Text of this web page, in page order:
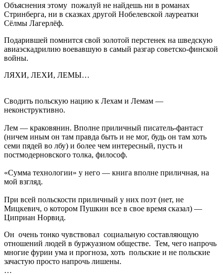
Объяснения этому пожалуй не найдешь ни в романах
Стринберга, ни в сказках другой Нобелевской лауреатки
Сёлмы Лагерлёф.
Подарившей помнится свой золотой перстенек на шведскую
авиаэскадрилию воевавшую в самый разгар советско-финской
войны.
ЛЯХИ, ЛЕХИ, ЛЕМЫ…
Сводить польскую нацию к Лехам и Лемам —
неконструктивно.
Лем — краковянин. Вполне приличный писатель-фантаст
(ничем иным он там правда быть и не мог, будь он там хоть
семи пядей во лбу) и более чем интересный, пусть и
постмодерновского толка, философ.
«Сумма технологии» у него — книга вполне приличная, на
мой взгляд.
При всей польскости приличный у них поэт (нет, не
Мицкевич, о котором Пушкин все в свое время сказал) —
Циприан Норвид.
Он очень тонко чувствовал социальную составляющую
отношений людей в буржуазном обществе. Тем, чего напрочь
многие фурии ума и прогноза, хоть польские и не польские
зачастую просто напрочь лишены.
…